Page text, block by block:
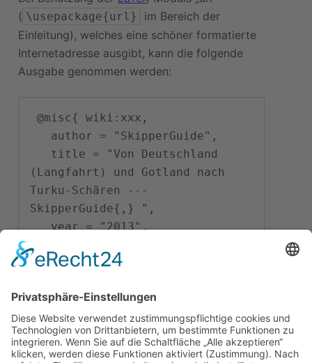
( \usepackage{url}
im Bereich der
Einleitung), welches eine schöner formatierte
Internetadresse ausgibt, kann die folgende
Ausgabe genommen werden:
(Langfahrt) und Gotland nach
Turku-Schären ---
SkipperGuide{,} ",
   year = "2013",
   url =
"\url{https://skipperguide.de/i
title=Von_Deutschland_(Langfahr
t)_und_Gotland_nach_Turku-
Sch%C3%A4ren&oldid=35377}",
   note = "[Online; abgerufen